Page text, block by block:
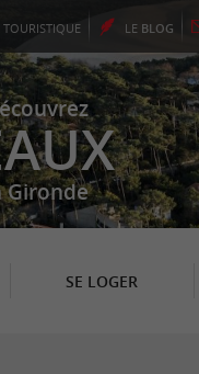
TOURISTIQUE LE BLOG
Gironde
SE LOGER